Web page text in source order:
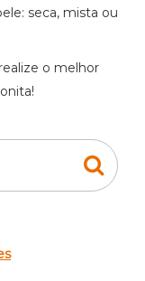
seca, mista ou
o melhor